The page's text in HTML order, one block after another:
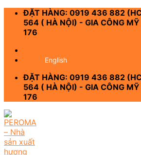
Skip
content
ĐẶT HÀNG: 0919 436 882
564 ( HÀ NỘI) - GIA CÔNG
176
English
ĐẶT HÀNG: 0919 436 882
564 ( HÀ NỘI) - GIA CÔNG
176